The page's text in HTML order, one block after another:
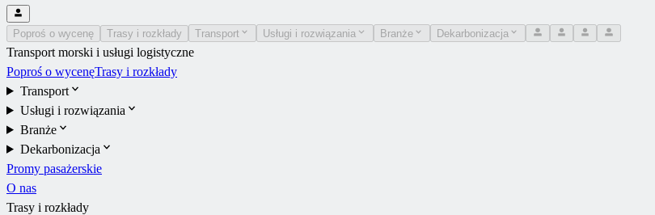
Poproś o wycenę Trasy i rozkłady Transport Usługi i rozwiązania Branże Dekarbonizacja
Transport morski i usługi logistyczne
Poproś o wycenęTrasy i rozkłady
Transport
Usługi i rozwiązania
Branże
Dekarbonizacja
Promy pasażerskie
O nas
Trasy i rozkłady